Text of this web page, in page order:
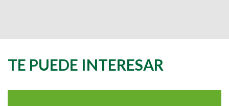
TE PUEDE INTERESAR